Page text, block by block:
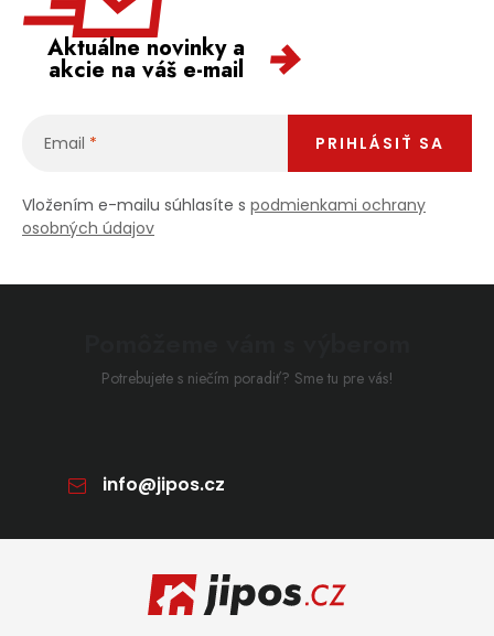
Aktuálne novinky a
akcie na váš e-mail
Email
Vložením e-mailu súhlasíte s podmienkami ochrany
osobných údajov
PRIHLÁSIŤ SA
Potrebujete s niečím poradiť? Sme tu pre vás!
info@jipos.cz